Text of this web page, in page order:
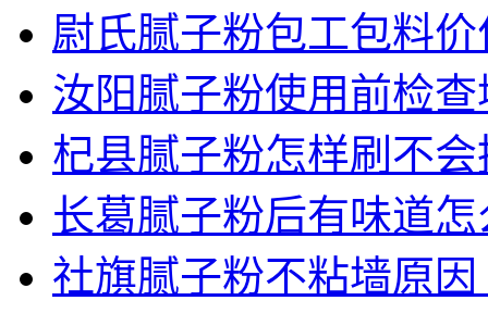
尉氏腻子粉包工包料
汝阳腻子粉使用前检
杞县腻子粉怎样刷不
长葛腻子粉后有味道
社旗腻子粉不粘墙原